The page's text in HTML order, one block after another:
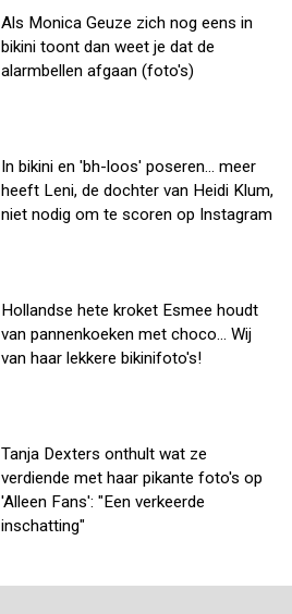
Als Monica Geuze zich nog eens in
bikini toont dan weet je dat de
alarmbellen afgaan (foto's)
In bikini en 'bh-loos' poseren... meer
heeft Leni, de dochter van Heidi Klum,
niet nodig om te scoren op Instagram
Hollandse hete kroket Esmee houdt
van pannenkoeken met choco... Wij
van haar lekkere bikinifoto's!
Tanja Dexters onthult wat ze
verdiende met haar pikante foto's op
'Alleen Fans': "Een verkeerde
inschatting"